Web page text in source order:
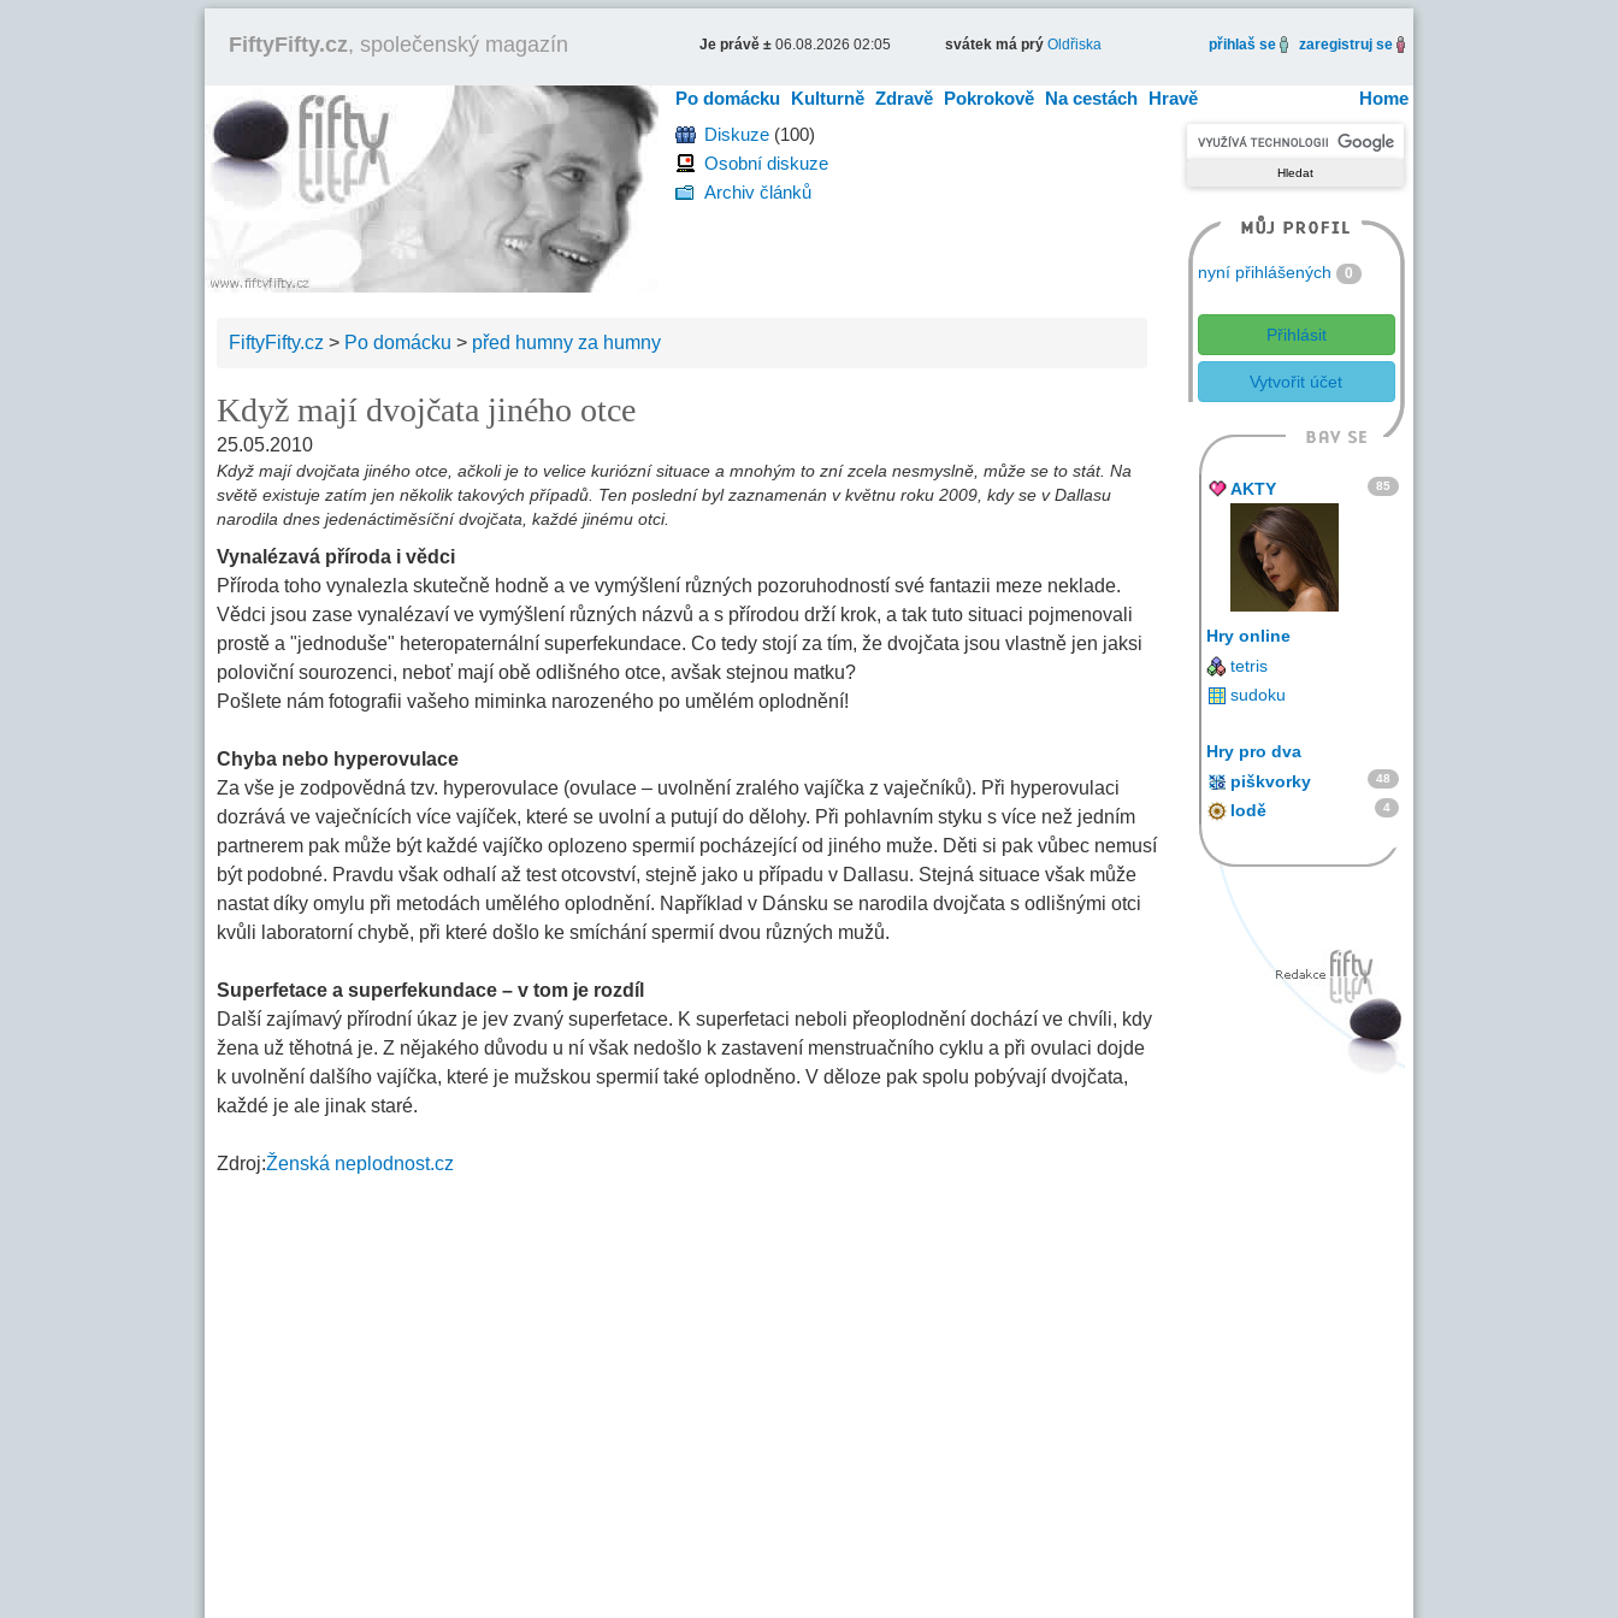
FiftyFifty.cz, společenský magazín Je právě ± 06.08.2026 02:05 svátek má prý Oldřiska přihlaš se zaregistruj se
Home
Po domácku Kulturně Zdravě Pokrokově Na cestách Hravě
Diskuze (100)
Osobní diskuze
Archiv článků
FiftyFifty.cz > Po domácku > před humny za humny
Když mají dvojčata jiného otce
25.05.2010
Když mají dvojčata jiného otce, ačkoli je to velice kuriózní situace a mnohým to zní zcela nesmyslně, může se to stát. Na
světě existuje zatím jen několik takových případů. Ten poslední byl zaznamenán v květnu roku 2009, kdy se v Dallasu
narodila dnes jedenáctiměsíční dvojčata, každé jinému otci.
Vynalézavá příroda i vědci
Příroda toho vynalezla skutečně hodně a ve vymýšlení různých pozoruhodností své fantazii meze neklade.
Vědci jsou zase vynalézaví ve vymýšlení různých názvů a s přírodou drží krok, a tak tuto situaci pojmenovali
prostě a "jednoduše" heteropaternální superfekundace. Co tedy stojí za tím, že dvojčata jsou vlastně jen jaksi
poloviční sourozenci, neboť mají obě odlišného otce, avšak stejnou matku?
Pošlete nám fotografii vašeho miminka narozeného po umělém oplodnění!
Chyba nebo hyperovulace
Za vše je zodpovědná tzv. hyperovulace (ovulace – uvolnění zralého vajíčka z vaječníků). Při hyperovulaci
dozrává ve vaječnících více vajíček, které se uvolní a putují do dělohy. Při pohlavním styku s více než jedním
partnerem pak může být každé vajíčko oplozeno spermií pocházející od jiného muže. Děti si pak vůbec nemusí
být podobné. Pravdu však odhalí až test otcovství, stejně jako u případu v Dallasu. Stejná situace však může
nastat díky omylu při metodách umělého oplodnění. Například v Dánsku se narodila dvojčata s odlišnými otci
kvůli laboratorní chybě, při které došlo ke smíchání spermií dvou různých mužů.
Superfetace a superfekundace – v tom je rozdíl
Další zajímavý přírodní úkaz je jev zvaný superfetace. K superfetaci neboli přeoplodnění dochází ve chvíli, kdy
žena už těhotná je. Z nějakého důvodu u ní však nedošlo k zastavení menstruačního cyklu a při ovulaci dojde
k uvolnění dalšího vajíčka, které je mužskou spermií také oplodněno. V děloze pak spolu pobývají dvojčata,
každé je ale jinak staré.
Zdroj:Ženská neplodnost.cz
nyní přihlášených 0
Přihlásit
Vytvořit účet
AKTY 85
Hry online
tetris
sudoku
Hry pro dva
piškvorky
48
lodě 4